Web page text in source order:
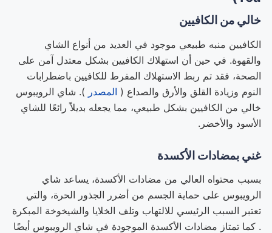
خالي من الكافيين
الكافيين منبه طبيعي موجود في العديد من أنواع الشاي
والقهوة. في حين أن استهلاك الكافيين بشكل معتدل آمن على
الصحة، فقد تم ربط الاستهلاك المفرط للكافيين باضطرابات
النوم وزيادة القلق والأرق والصداع ( المصدر ). شاي الرويبوس
خالي من الكافيين بشكل طبيعي، مما يجعله بديلاً رائعًا للشاي
الأسود والأخضر.
غني بمضادات الأكسدة
بسبب محتواه العالي من مضادات الأكسدة، يساعد شاي
الرويبوس على حماية الجسم من أضرر الجذور الحرة، والتي
تعتبر السبب الرئيسي للالتهاب وتلف الخلايا والشيخوخة المبكرة
. كما تمتاز مضادات الأكسدة الموجودة في شاي الرويبوس أيضًا